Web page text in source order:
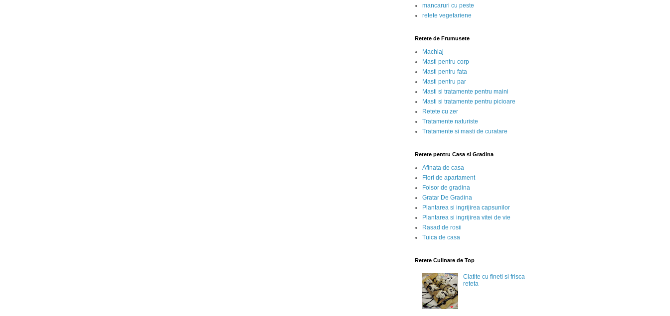
mancaruri cu peste
retete vegetariene
Retete de Frumusete
Machiaj
Masti pentru corp
Masti pentru fata
Masti pentru par
Masti si tratamente pentru maini
Masti si tratamente pentru picioare
Retete cu zer
Tratamente naturiste
Tratamente si masti de curatare
Retete pentru Casa si Gradina
Afinata de casa
Flori de apartament
Foisor de gradina
Gratar De Gradina
Plantarea si ingrijirea capsunilor
Plantarea si ingrijirea vitei de vie
Rasad de rosii
Tuica de casa
Retete Culinare de Top
Clatite cu fineti si frisca
reteta